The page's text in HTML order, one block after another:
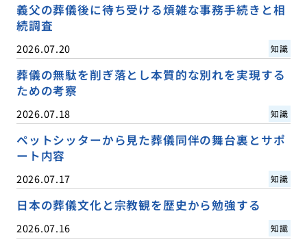
義父の葬儀後に待ち受ける煩雑な事務手続きと相
続調査
2026.07.20 知識
葬儀の無駄を削ぎ落とし本質的な別れを実現する
ための考察
2026.07.18 知識
ペットシッターから見た葬儀同伴の舞台裏とサポ
ート内容
2026.07.17 知識
日本の葬儀文化と宗教観を歴史から勉強する
2026.07.16 知識